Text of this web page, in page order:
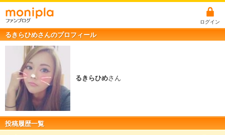
ログイン
るきらひめさんのプロフィール
るきらひめさん
投稿履歴一覧